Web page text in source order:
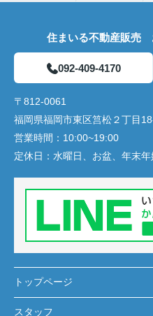
住まいる不動産販売
092-409-4170
〒812-0061
福岡県福岡市東区筥松２丁目
営業時間： 10:00~19:00
定休日： 水曜日、お盆、年末
トップページ
スタッフ